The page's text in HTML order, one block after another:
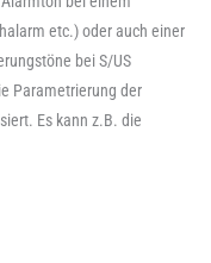
etc.) oder auch einer
bei S/US
Parametrierung der
Es kann z.B. die